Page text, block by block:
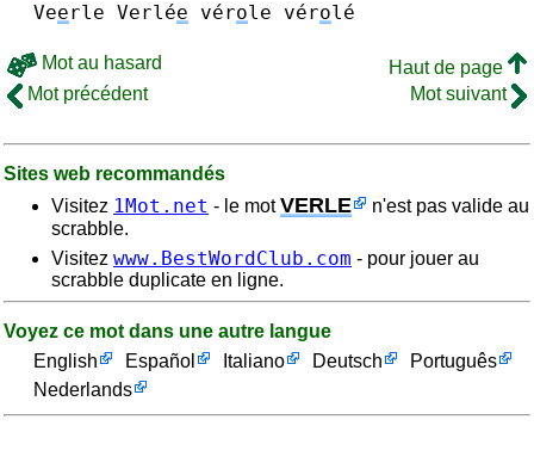
Veerle Verlée vérole vérolé
Mot au hasard
Haut de page
Mot précédent
Mot suivant
Sites web recommandés
Visitez 1Mot.net - le motVERLE
n'est pas valide au
scrabble.
Visitez www.BestWordClub.com - pour jouer au
scrabble duplicate en ligne.
Voyez ce mot dans une autre langue
English
Español Italiano Deutsch
Português
Nederlands